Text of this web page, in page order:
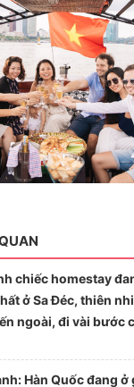
chiếc homestay
ở Sa Đéc, thiên
ngoài, đi vài bước
Hàn Quốc đang